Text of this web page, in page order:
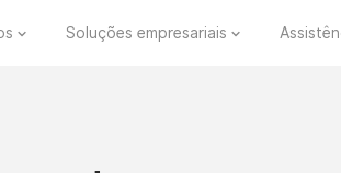
Soluções empresariais